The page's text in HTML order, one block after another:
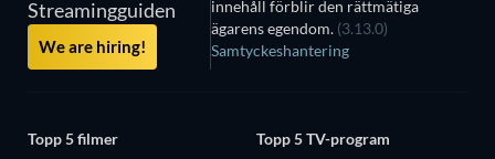
Streamingguiden
We are hiring!
innehåll förblir den rättmätiga
ägarens egendom. (3.13.0)
Samtyckeshantering
Topp 5 filmer
Topp 5 TV-program